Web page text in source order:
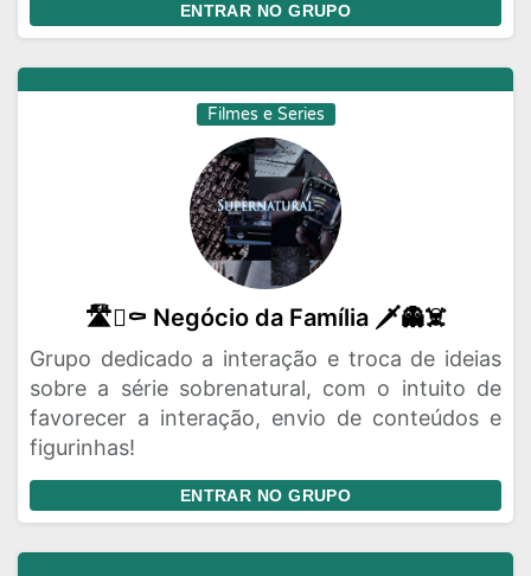
ENTRAR NO GRUPO
Filmes e Series
🛣️🪏⚰️ Negócio da Família 🗡️👻☠️
Grupo dedicado a interação e troca de ideias
sobre a série sobrenatural, com o intuito de
favorecer a interação, envio de conteúdos e
figurinhas!
ENTRAR NO GRUPO